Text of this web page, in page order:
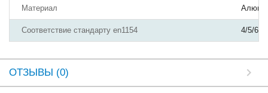
Материал
Соответствие стандарту en1154 4/5/6
ОТЗЫВЫ (0)